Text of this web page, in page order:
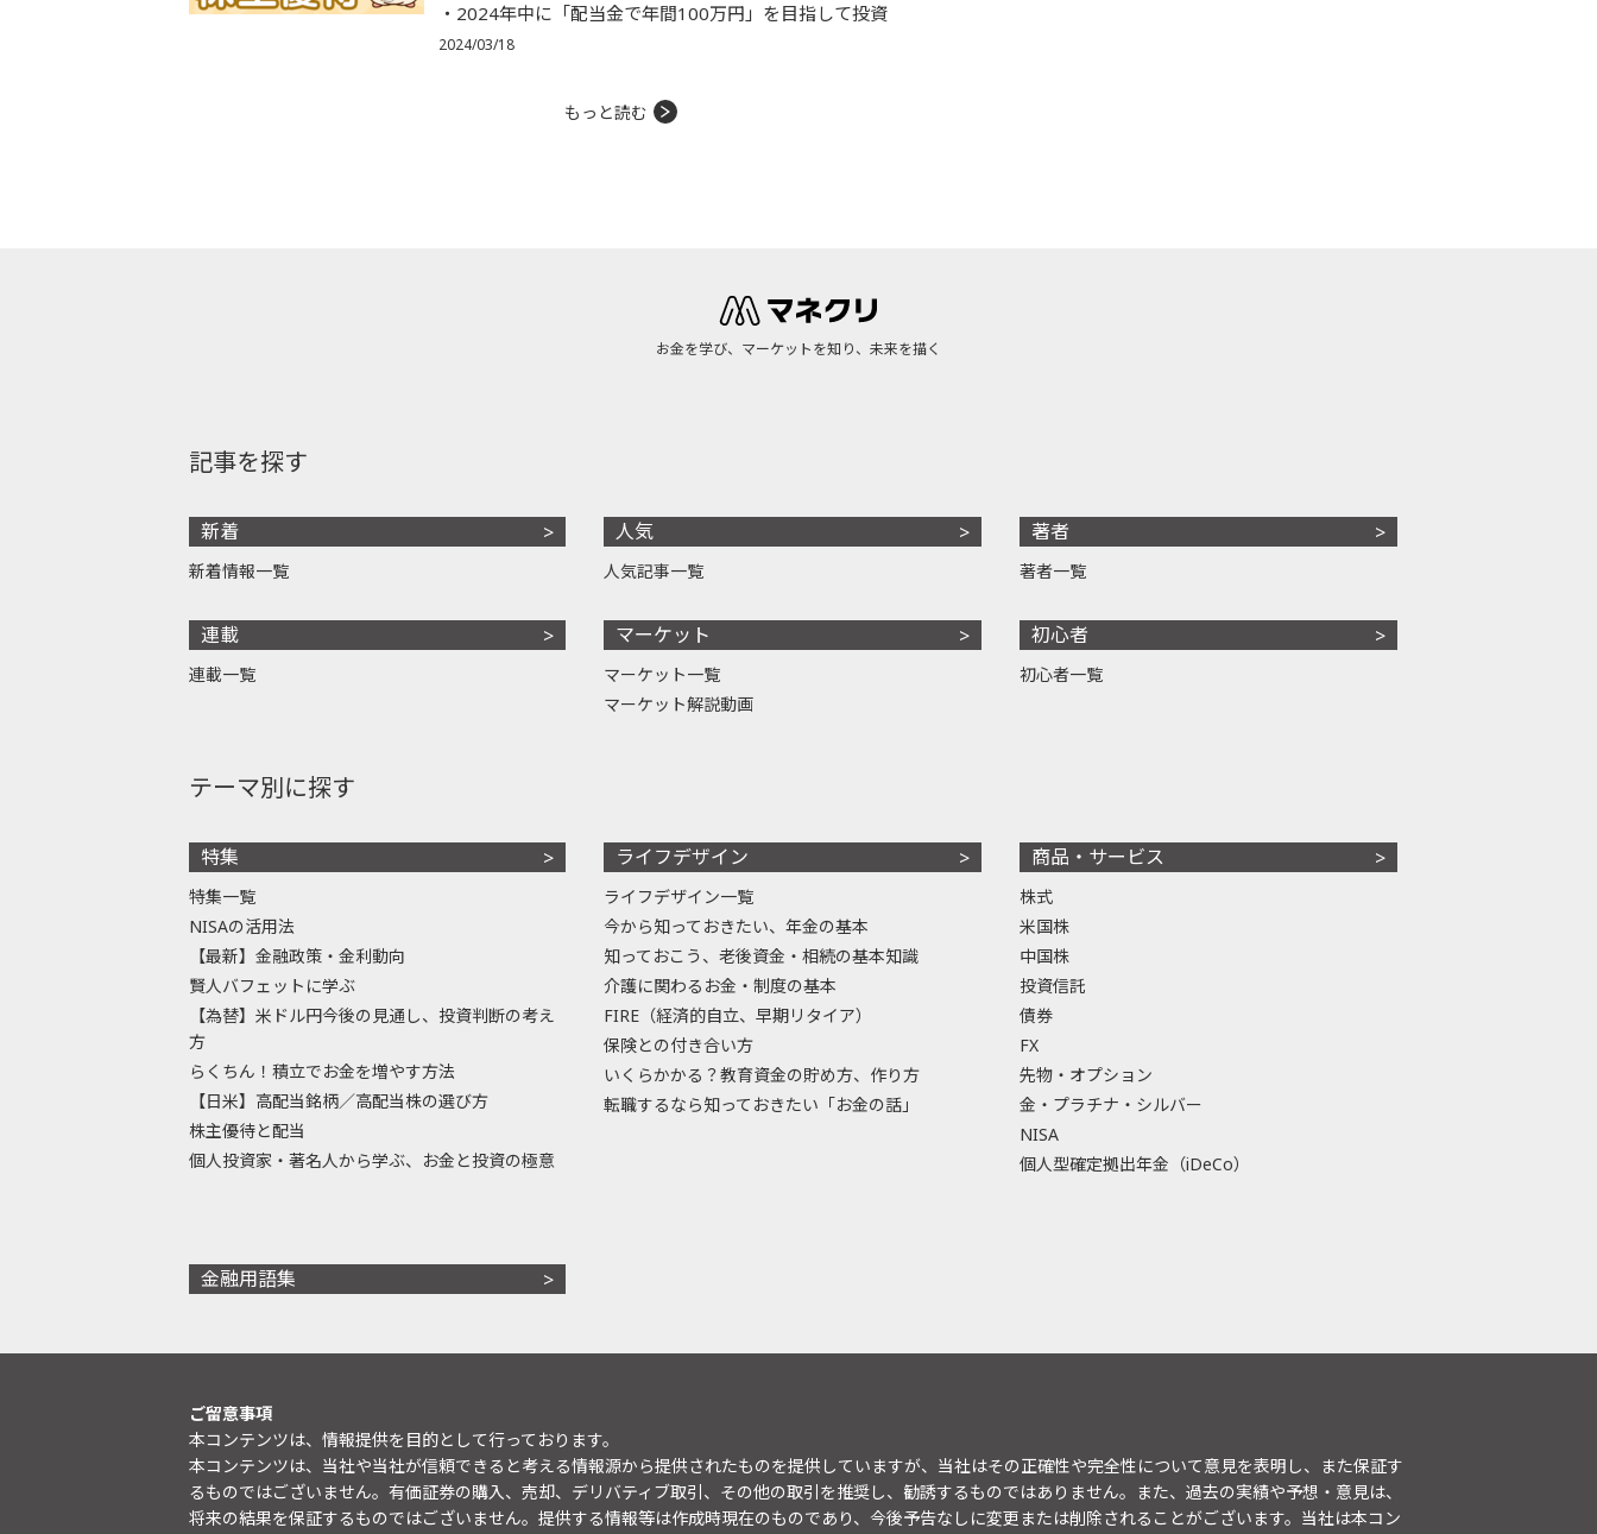
2024年中に「配当金で年間100万円」を目指して投資
2024/03/18
もっと読む
お金を学び、マーケットを知り、未来を描く
記事を探す
新着
新着情報一覧
連載
連載一覧
人気
人気記事一覧
マーケット
マーケット一覧
マーケット解説動画
著者
著者一覧
初心者
初心者一覧
テーマ別に探す
特集
特集一覧
NISAの活用法
【最新】金融政策・金利動向
賢人バフェットに学ぶ
【為替】米ドル円今後の見通し、投資判断の考え
方
らくちん！積立でお金を増やす方法
【日米】高配当銘柄／高配当株の選び方
株主優待と配当
個人投資家・著名人から学ぶ、お金と投資の極意
ライフデザイン
ライフデザイン一覧
今から知っておきたい、年金の基本
知っておこう、老後資金・相続の基本知識
介護に関わるお金・制度の基本
FIRE（経済的自立、早期リタイア）
保険との付き合い方
いくらかかる？教育資金の貯め方、作り方
転職するなら知っておきたい「お金の話」
商品・サービス
株式
米国株
中国株
投資信託
債券
FX
先物・オプション
金・プラチナ・シルバー
NISA
個人型確定拠出年金（iDeCo）
金融用語集
ご留意事項
本コンテンツは、情報提供を目的として行っております。
本コンテンツは、当社や当社が信頼できると考える情報源から提供されたものを提供していますが、当社はその正確性や完全性について意見を表明し、また保証す
るものではございません。有価証券の購入、売却、デリバティブ取引、その他の取引を推奨し、勧誘するものではありません。また、過去の実績や予想・意見は、
将来の結果を保証するものではございません。提供する情報等は作成時現在のものであり、今後予告なしに変更または削除されることがございます。当社は本コン